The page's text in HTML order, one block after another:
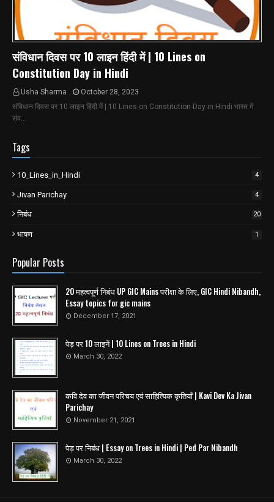
संविधान दिवस पर 10 लाइन हिंदी में | 10 Lines on
Constitution Day in Hindi
Usha Sharma
October 28, 2023
संविधान दिवस पर 10 लाइन हिंदी में | 10 Lines on Constitution Day in Hindi भारत में
संव…
Tags
10_Lines_in_Hindi 4
Jivan Parichay 4
निबंध 20
भाषण 1
Popular Posts
20 महत्वपूर्ण निबंध UP GIC Mains परीक्षा के लिए, GIC Hindi Nibandh,
Essay topics for gic mains
December 17, 2021
पेड़ पर 10 लाइनें | 10 Lines on Trees in Hindi
March 30, 2022
कवि देव का जीवन परिचय एवं साहित्यिक कृतियाँ | Kavi Dev Ka Jivan
Parichay
November 21, 2021
पेड़ पर निबंध | Essay on Trees in Hindi | Ped Par Nibandh
March 30, 2022